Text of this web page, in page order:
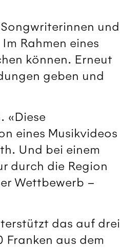
und
Rahmen eines
können. Erneut
geben und
«Diese
eines Musikvideos
Und bei einem
durch die Region
Wettbewerb –
das auf drei
aus dem